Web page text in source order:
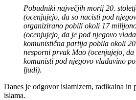
Pobudniki največjih morij 20.
(ocenjujejo, da so nacisti pod
organizirano pobili okoli 17
(ocenjujejo, da je pod njegovo
komunistična partija pobila okoli
nesporni prvak Mao (ocenjujejo, da
komunisti pod njegovo vladavino
ljudi).
Danes je odgovor islamizem, radikalna in
islama.